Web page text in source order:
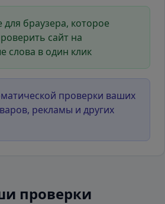
браузера, которое
сайт на
слова в один клик
проверки ваших
рекламы и других
проверки